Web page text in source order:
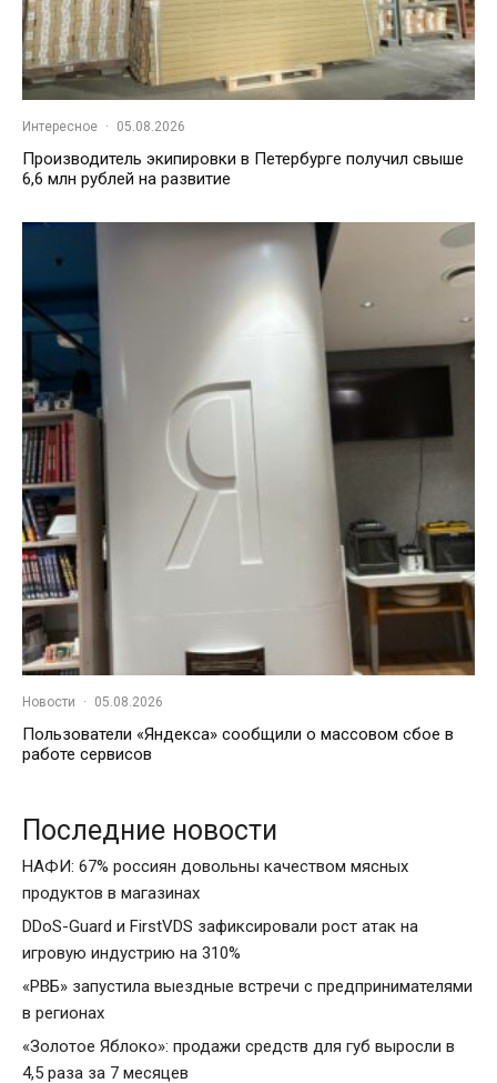
Интересное · 05.08.2026
Производитель экипировки в Петербурге получил свыше
6,6 млн рублей на развитие
Новости · 05.08.2026
Пользователи «Яндекса» сообщили о массовом сбое в
работе сервисов
Последние новости
НАФИ: 67% россиян довольны качеством мясных
продуктов в магазинах
DDoS-Guard и FirstVDS зафиксировали рост атак на
игровую индустрию на 310%
«РВБ» запустила выездные встречи с предпринимателями
в регионах
«Золотое Яблоко»: продажи средств для губ выросли в
4,5 раза за 7 месяцев